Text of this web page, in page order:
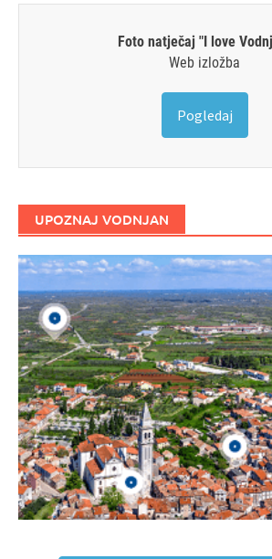
Foto natječaj "I love
Web izložba
Pogledaj
UPOZNAJ VODNJAN